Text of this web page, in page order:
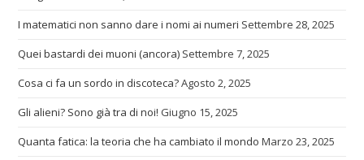
I matematici non sanno dare i nomi ai numeri Settembre 28, 2025
Quei bastardi dei muoni (ancora) Settembre 7, 2025
Cosa ci fa un sordo in discoteca?Agosto 2, 2025
Gli alieni? Sono già tra di noi! Giugno 15, 2025
Quanta fatica: la teoria che ha cambiato il mondo Marzo 23, 2025